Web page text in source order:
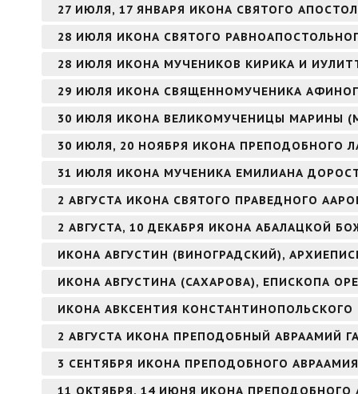
27 ИЮЛЯ, 17 ЯНВАРЯ ИКОНА СВЯТОГО
28 ИЮЛЯ ИКОНА СВЯТОГО
28 ИЮЛЯ ИКОНА МУЧЕНИКОВ КИРИКА И
29 ИЮЛЯ ИКОНА СВЯЩЕННОМУЧЕНИКА
30 ИЮЛЯ ИКОНА ВЕЛИКОМУЧЕНИЦЫ МАРИНЫ
30 ИЮЛЯ, 20 НОЯБРЯ ИКОНА ПРЕПОДОБНОГО
31 ИЮЛЯ ИКОНА МУЧЕНИКА ЕМИЛИАНА
2 АВГУСТА ИКОНА СВЯТОГО ПРАВЕДНОГО
2 АВГУСТА, 10 ДЕКАБРЯ ИКОНА АБАЛАЦКОЙ
ИКОНА АВГУСТИН (ВИНОГРАДСКИЙ),
ИКОНА АВГУСТИНА (САХАРОВА), ЕПИСКОПА
ИКОНА АВКСЕНТИЯ КОНСТАНТИНОПОЛЬСКОГО
2 АВГУСТА ИКОНА ПРЕПОДОБНЫЙ АВРААМИЙ
3 СЕНТЯБРЯ ИКОНА ПРЕПОДОБНОГО
11 ОКТЯБРЯ, 14 ИЮНЯ ИКОНА ПРЕПОДОБНОГО